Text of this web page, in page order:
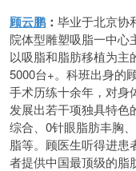
顾云鹏： 毕业于北京协
院体型雕塑吸脂一中心
以吸脂和脂肪移植为主
5000台+。科班出身的
手术历练十余年，对身
发展出若干项独具特色
综合、0针眼脂肪丰胸
脂等。顾医生听得进患
者提供中国最顶级的脂